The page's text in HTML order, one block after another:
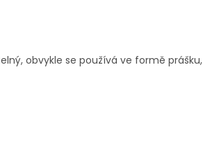
obvykle se používá ve formě prášku,